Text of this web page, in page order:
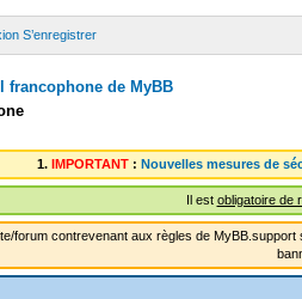
S’enregistrer
francophone de MyBB
1. IMPORTANT : Nouvelles mesures de
Il est obligatoire de
forum contrevenant aux règles de MyBB.support